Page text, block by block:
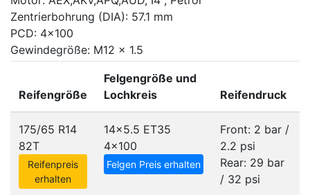
Zentrierbohrung (DIA): 57.1 mm
PCD: 4x100
Gewindegröße: M12 x 1.5
Reifengröße
Felgengröße und
Lochkreis
Reifendruck
175/65 R14
82T
Reifenpreis
erhalten
14x5.5 ET35
4x100
Felgen Preis erhalten
Front: 2 bar /
2.2 psi
Rear: 29 bar
/ 32 psi